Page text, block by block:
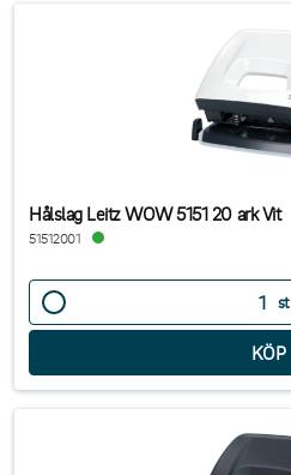
Hålslag Leitz WOW 5151 20 ark Vit
51512001
st